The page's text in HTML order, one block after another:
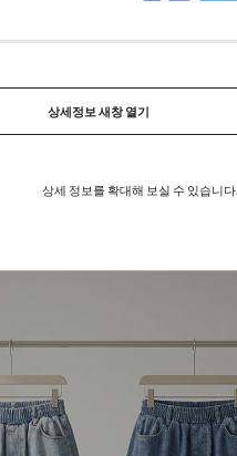
상세정보 새창 열기
상세 정보를 확대해 보실 수 있습니다.